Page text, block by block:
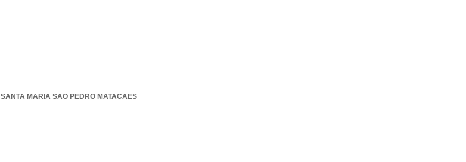
SANTA MARIA SAO PEDRO MATACAES